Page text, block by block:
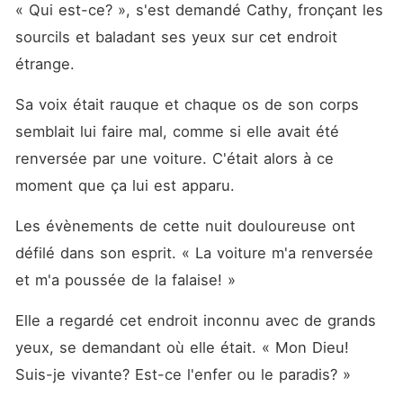
« Qui est-ce? », s'est demandé Cathy, fronçant les
sourcils et baladant ses yeux sur cet endroit
étrange.
Sa voix était rauque et chaque os de son corps
semblait lui faire mal, comme si elle avait été
renversée par une voiture. C'était alors à ce
moment que ça lui est apparu.
Les évènements de cette nuit douloureuse ont
défilé dans son esprit. « La voiture m'a renversée
et m'a poussée de la falaise! »
Elle a regardé cet endroit inconnu avec de grands
yeux, se demandant où elle était. « Mon Dieu!
Suis-je vivante? Est-ce l'enfer ou le paradis? »